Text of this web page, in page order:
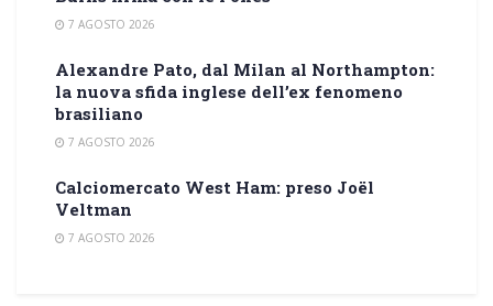
7 AGOSTO 2026
Alexandre Pato, dal Milan al Northampton:
la nuova sfida inglese dell’ex fenomeno
brasiliano
7 AGOSTO 2026
Calciomercato West Ham: preso Joël
Veltman
7 AGOSTO 2026